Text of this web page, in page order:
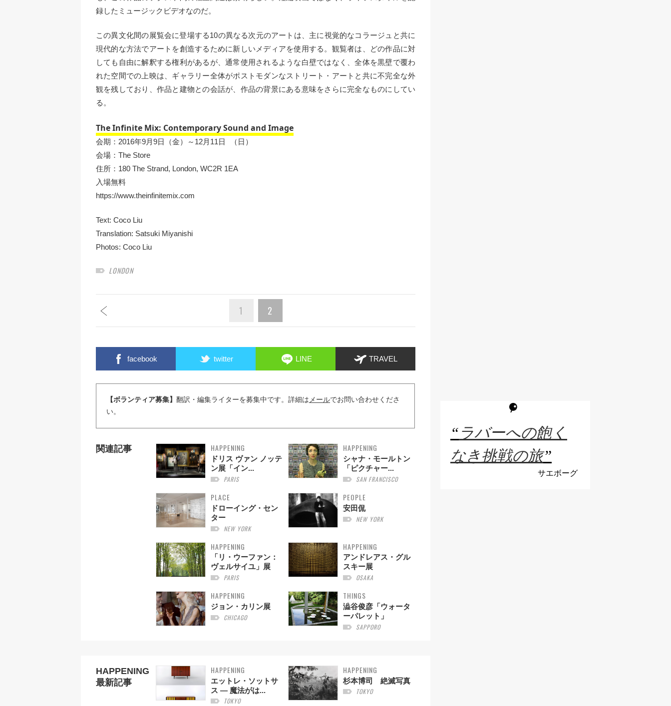
録したミュージックビデオなのだ。
この異文化間の展覧会に登場する10の異なる次元のアートは、主に視覚的なコラージュと共に
現代的な方法でアートを創造するために新しいメディアを使用する。観覧者は、どの作品に対
しても自由に解釈する権利があるが、通常使用されるような白壁ではなく、全体を黒壁で覆わ
れた空間での上映は、ギャラリー全体がポストモダンなストリート・アートと共に不完全な外
観を残しており、作品と建物との会話が、作品の背景にある意味をさらに完全なものにしてい
る。
The Infinite Mix: Contemporary Sound and Image
会期：2016年9月9日（金）～12月11日 （日）
会場：The Store
住所：180 The Strand, London, WC2R 1EA
入場無料
https://www.theinfinitemix.com
Text: Coco Liu
Translation: Satsuki Miyanishi
Photos: Coco Liu
LONDON
1 2
facebook twitter LINE TRAVEL
【ボランティア募集】 翻訳・編集ライターを募集中です。詳細は メールでお問い合わせくださ
い。
関連記事 HAPPENING
ドリス ヴァン ノッテ
ン展「イン...
PARIS
HAPPENING
シャナ・モールトン
「ピクチャー...
SAN FRANCISCO
PLACE
ドローイング・セン
ター
NEW YORK
PEOPLE
安田侃
NEW YORK
HAPPENING
「リ・ウーファン：
ヴェルサイユ」展
PARIS
HAPPENING
アンドレアス・グル
スキー展
OSAKA
HAPPENING
ジョン・カリン展
CHICAGO
THINGS
澁谷俊彦「ウォータ
ーパレット」
SAPPORO
HAPPENING
最新記事
HAPPENING
エットレ・ソットサ
ス — 魔法がは...
TOKYO
HAPPENING
杉本博司 絶滅写真
TOKYO
“ ラバーへの飽く
なき挑戦の旅”
サエボーグ